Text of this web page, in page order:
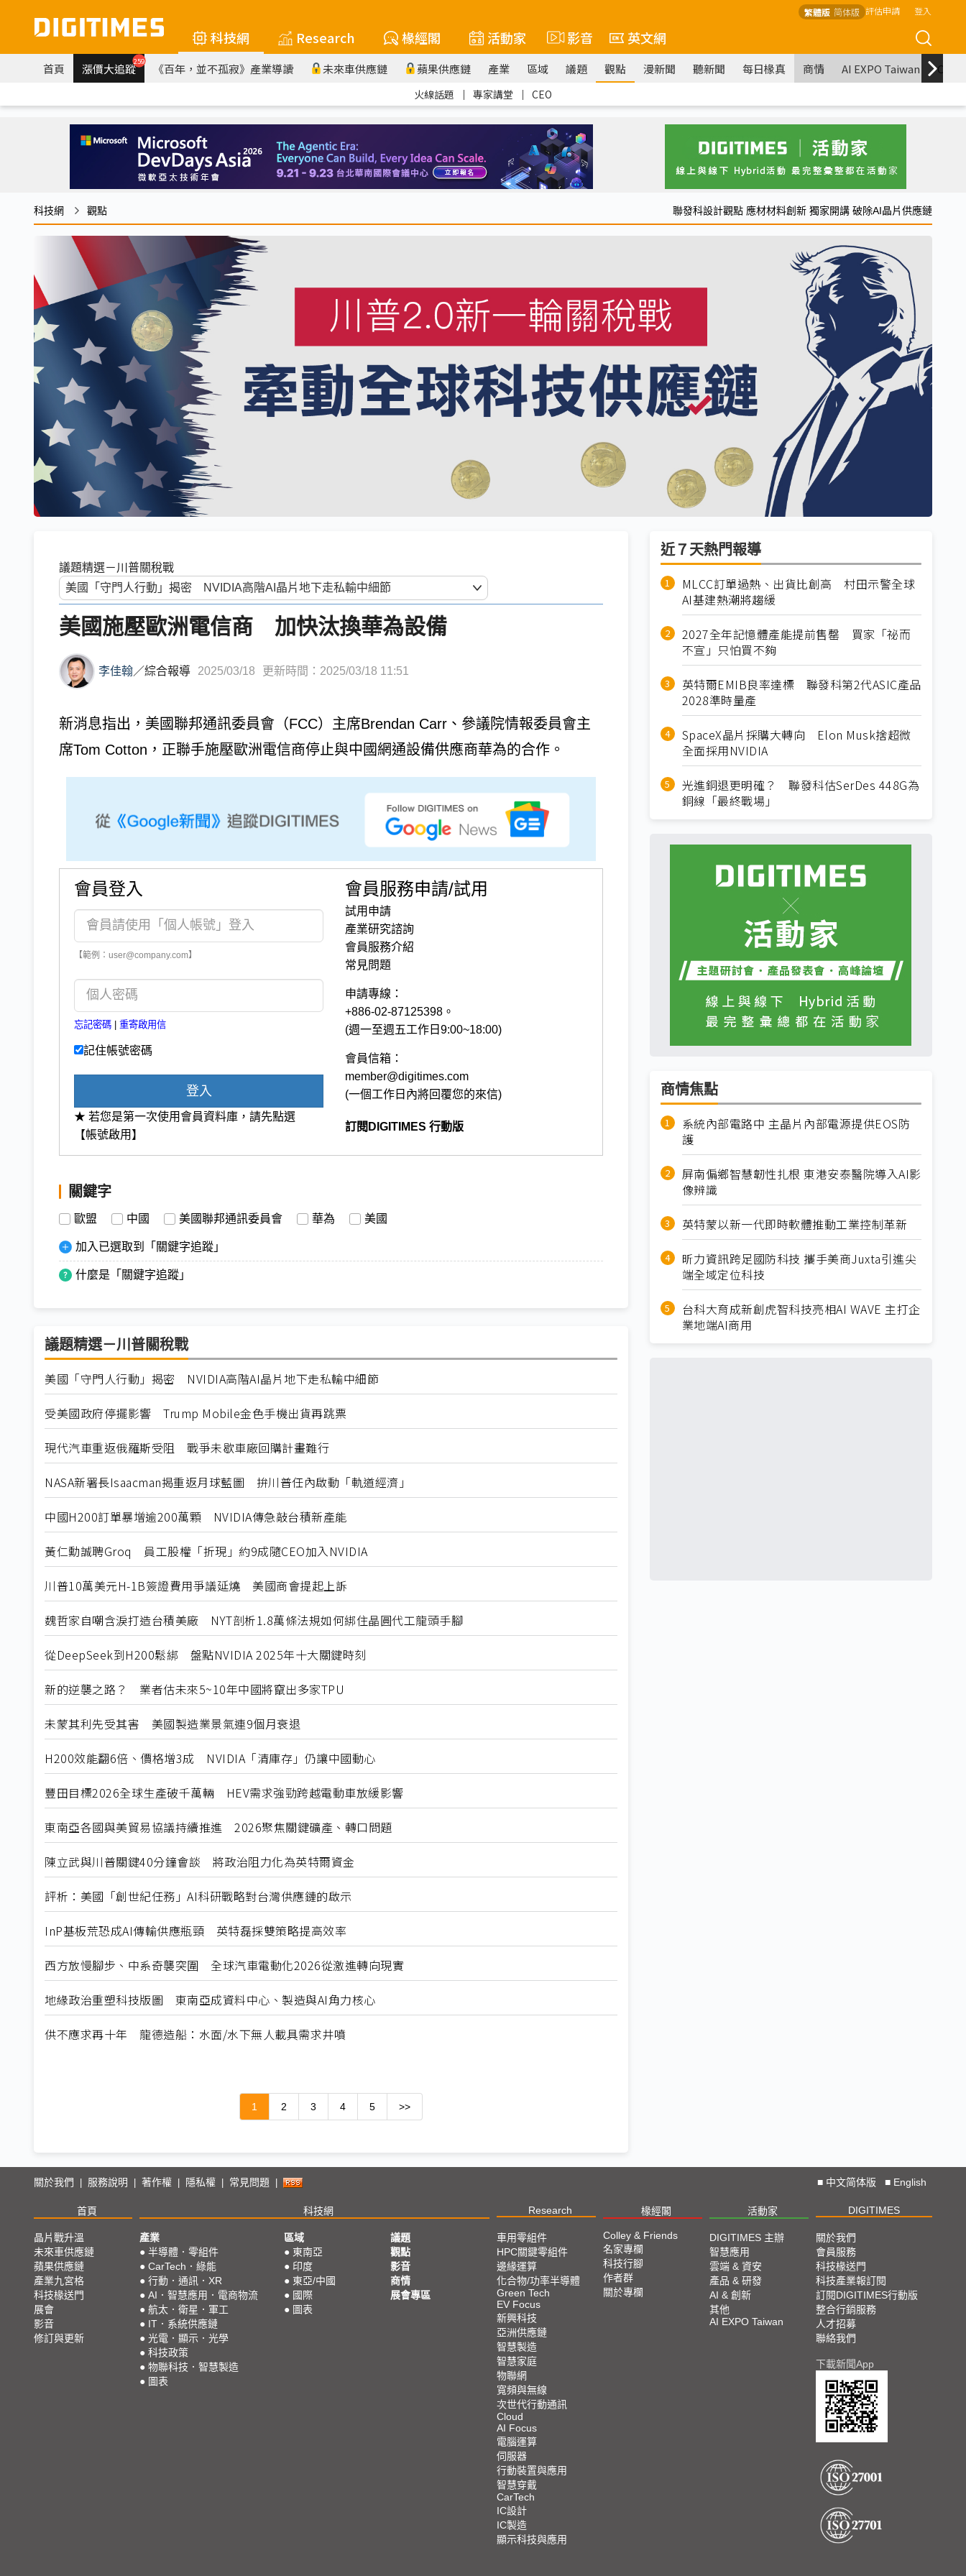
繁體版 简体版 評估申請 登入
科技網 Research 椽經閣 活動家 影音 英文網
首頁 漲價大追蹤259 《百年，並不孤寂》產業導讀 未來車供應鏈 蘋果供應鏈 產業 區域 議題 觀點 漫新聞 聽新聞 每日椽真 商情 AI EXPO Taiwan
火線話題 ｜ 專家講堂 ｜ CEO
科技網 觀點 聯發科設計觀點 應材材料創新 獨家開講 破除AI晶片供應鏈
議題精選－川普關稅戰
美國施壓歐洲電信商 加快汰換華為設備
李佳翰／綜合報導 2025/03/18 更新時間：2025/03/18 11:51
新消息指出，美國聯邦通訊委員會（FCC）主席Brendan Carr、參議院情報委員會主
席Tom Cotton，正聯手施壓歐洲電信商停止與中國網通設備供應商華為的合作。
會員登入
【範例：user@company.com】
忘記密碼 | 重寄啟用信
記住帳號密碼
登入
★ 若您是第一次使用會員資料庫，請先點選
【帳號啟用】
會員服務申請/試用
試用申請
產業研究諮詢
會員服務介紹
常見問題
申請專線：
+886-02-87125398。
(週一至週五工作日9:00~18:00)
會員信箱：
member@digitimes.com
(一個工作日內將回覆您的來信)
訂閱DIGITIMES 行動版
關鍵字
歐盟 中國 美國聯邦通訊委員會 華為 美國
加入已選取到「關鍵字追蹤」
什麼是「關鍵字追蹤」
議題精選－川普關稅戰
美國「守門人行動」揭密 NVIDIA高階AI晶片地下走私輸中細節
受美國政府停擺影響 Trump Mobile金色手機出貨再跳票
現代汽車重返俄羅斯受阻 戰爭未歇車廠回購計畫難行
NASA新署長Isaacman揭重返月球藍圖 拚川普任內啟動「軌道經濟」
中國H200訂單暴增逾200萬顆 NVIDIA傳急敲台積新產能
黃仁勳誠聘Groq 員工股權「折現」約9成隨CEO加入NVIDIA
川普10萬美元H-1B簽證費用爭議延燒 美國商會提起上訴
魏哲家自嘲含淚打造台積美廠 NYT剖析1.8萬條法規如何綁住晶圓代工龍頭手腳
從DeepSeek到H200鬆綁 盤點NVIDIA 2025年十大關鍵時刻
新的逆襲之路？ 業者估未來5~10年中國將竄出多家TPU
未蒙其利先受其害 美國製造業景氣連9個月衰退
H200效能翻6倍、價格增3成 NVIDIA「清庫存」仍讓中國動心
豐田目標2026全球生產破千萬輛 HEV需求強勁跨越電動車放緩影響
東南亞各國與美貿易協議持續推進 2026聚焦關鍵礦產、轉口問題
陳立武與川普關鍵40分鐘會談 將政治阻力化為英特爾資金
評析：美國「創世紀任務」AI科研戰略對台灣供應鏈的啟示
InP基板荒恐成AI傳輸供應瓶頸 英特磊採雙策略提高效率
西方放慢腳步、中系奇襲突圍 全球汽車電動化2026從激進轉向現實
地緣政治重塑科技版圖 東南亞成資料中心、製造與AI角力核心
供不應求再十年 龍德造船：水面/水下無人載具需求井噴
1 2 3 4 5 >>
近７天熱門報導
MLCC訂單過熱、出貨比創高 村田示警全球
AI基建熱潮將趨緩
2027全年記憶體產能提前售罄 買家「祕而
不宣」只怕買不夠
英特爾EMIB良率達標 聯發科第2代ASIC產品
2028準時量產
SpaceX晶片採購大轉向 Elon Musk捨超微
全面採用NVIDIA
光進銅退更明確？ 聯發科估SerDes 448G為
銅線「最終戰場」
商情焦點
系統內部電路中 主晶片內部電源提供EOS防
護
屏南偏鄉智慧韌性扎根 東港安泰醫院導入AI影
像辨識
英特蒙以新一代即時軟體推動工業控制革新
昕力資訊跨足國防科技 攜手美商Juxta引進尖
端全域定位科技
台科大育成新創虎智科技亮相AI WAVE 主打企
業地端AI商用
關於我們 | 服務說明 | 著作權 | 隱私權 | 常見問題 | ■ 中文简体版 ■ English
首頁 科技網 Research 椽經閣 活動家 DIGITIMES
晶片戰升溫
未來車供應鏈
蘋果供應鏈
產業九宮格
科技椽送門
展會
影音
修訂與更新
產業
● 半導體．零組件
● CarTech．綠能
● 行動．通訊．XR
● AI．智慧應用．電商物流
● 航太．衛星．軍工
● IT．系統供應鏈
● 光電．顯示．光學
● 科技政策
● 物聯科技．智慧製造
● 圖表
區域
● 東南亞
● 印度
● 東亞/中國
● 國際
● 圖表
議題
觀點
影音
商情
展會專區
車用零組件
HPC關鍵零組件
邊緣運算
化合物/功率半導體
Green Tech
EV Focus
新興科技
亞洲供應鏈
智慧製造
智慧家庭
物聯網
寬頻與無線
次世代行動通訊
Cloud
AI Focus
電腦運算
伺服器
行動裝置與應用
智慧穿戴
CarTech
IC設計
IC製造
顯示科技與應用
Colley & Friends
名家專欄
科技行腳
作者群
關於專欄
DIGITIMES 主辦
智慧應用
雲端 & 資安
產品 & 研發
AI & 創新
其他
AI EXPO Taiwan
關於我們
會員服務
科技椽送門
科技產業報訂閱
訂閱DIGITIMES行動版
整合行銷服務
人才招募
聯絡我們
下載新聞App